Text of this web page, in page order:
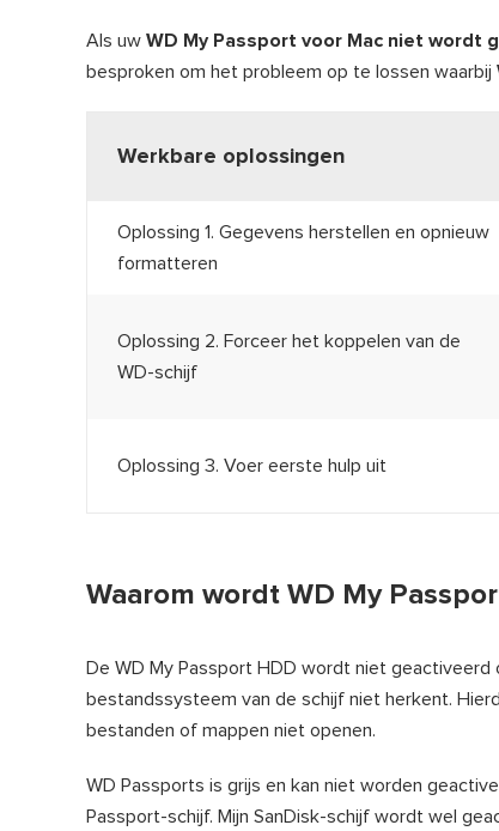
Als uw WD My Passport voor Mac niet wordt
besproken om het probleem op te lossen waarbij
Werkbare oplossingen
Oplossing 1. Gegevens herstellen en opnieuw
formatteren
Oplossing 2. Forceer het koppelen van de
WD-schijf
Oplossing 3. Voer eerste hulp uit
Waarom wordt WD My
De WD My Passport HDD wordt niet geactiveerd
bestandssysteem van de schijf niet herkent.
bestanden of mappen niet openen.
WD Passports is grijs en kan niet worden
Passport-schijf. Mijn SanDisk-schijf wordt wel